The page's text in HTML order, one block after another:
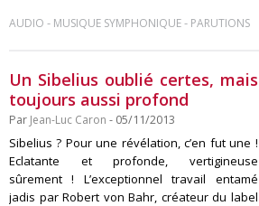
AUDIO - MUSIQUE SYMPHONIQUE- PARUTIONS
Un Sibelius oublié certes, mais
toujours aussi profond
Par Jean-Luc Caron - 05/11/2013
Sibelius ? Pour une révélation, c’en fut une !
Eclatante et profonde, vertigineuse
sûrement ! L’exceptionnel travail entamé
jadis par Robert von Bahr, créateur du label